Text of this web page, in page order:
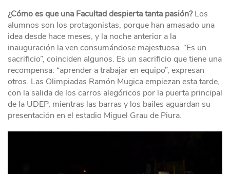
¿Cómo es que una Facultad despierta tanta pasión?Los
alumnos son los protagonistas, porque han amasado una
idea desde hace meses, y la noche anterior a la
inauguración la ven consumándose majestuosa. “Es un
sacrificio”, coinciden algunos. Es un sacrificio que tiene una
recompensa: “aprender a trabajar en equipo”, expresan
otros. Las Olimpiadas Ramón Mugica empiezan esta tarde,
con la salida de los carros alegóricos por la puerta principal
de la UDEP, mientras las barras y los bailes aguardan su
presentación en el estadio Miguel Grau de Piura.